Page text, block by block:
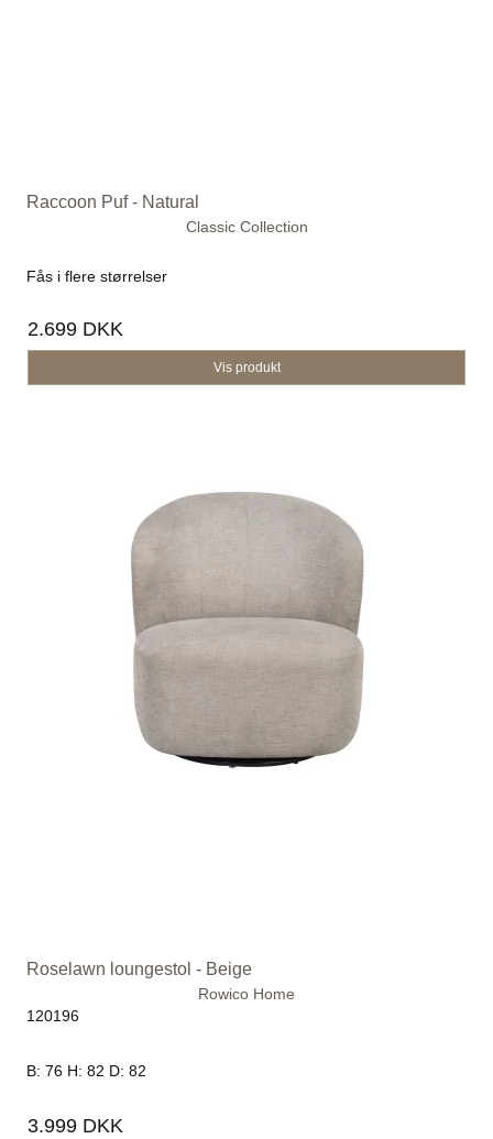
Raccoon Puf - Natural
Classic Collection
Fås i flere størrelser
2.699 DKK
Vis produkt
Roselawn loungestol - Beige
Rowico Home
120196
B: 76 H: 82 D: 82
3.999 DKK